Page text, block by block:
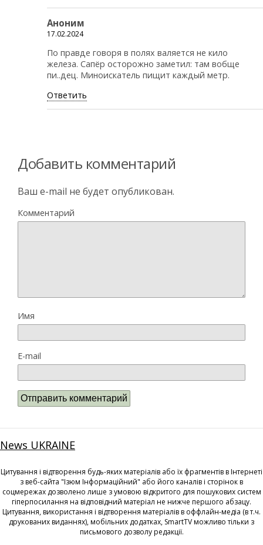
Аноним
17.02.2024
По правде говоря в полях валяется не кило
железа. Сапёр осторожно заметил: там вобще
пи..дец. Миноискатель пищит каждый метр.
Ответить
Добавить комментарий
Ваш e-mail не будет опубликован.
Комментарий
Имя
E-mail
News UKRAINE
Цитування і відтворення будь-яких матеріалів або їх фрагментів в Інтернеті
з веб-сайта "Ізюм Інформаційний" або його каналів і сторінок в
соцмережах дозволено лише з умовою відкритого для пошукових систем
гіперпосилання на відповідний матеріал не нижче першого абзацу.
Цитування, використання і відтворення матеріалів в оффлайн-медіа (в т.ч.
друкованих виданнях), мобільних додатках, SmartTV можливо тільки з
письмового дозволу редакції.